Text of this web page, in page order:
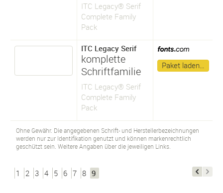
ITC Legacy® Serif
Complete Family
Pack
ITC Legacy Serif
komplette
Schriftfamilie
ITC Legacy® Serif
Complete Family
Pack
Paket laden…
Ohne Gewähr. Die angegebenen Schrift- und Herstellerbezeichnungen
werden nur zur Identifikation genutzt und können markenrechtlich
geschützt sein. Weitere Angaben über die jeweiligen Links.
1 2 3 4 5 6 7 8 9